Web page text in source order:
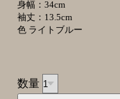
身幅：34cm
袖丈：13.5cm
色 ライトブルー
数量